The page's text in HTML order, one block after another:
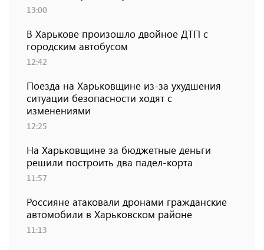
13:00
В Харькове произошло двойное ДТП с
городским автобусом
12:42
Поезда на Харьковщине из-за ухудшения
ситуации безопасности ходят с
изменениями
12:25
На Харьковщине за бюджетные деньги
решили построить два падел-корта
11:57
Россияне атаковали дронами гражданские
автомобили в Харьковском районе
11:13